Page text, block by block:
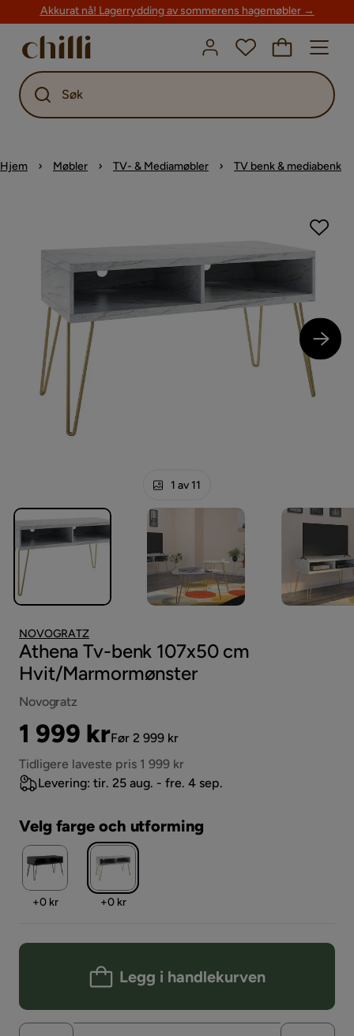
Akkurat nå! Lagerrydding av sommerens hagemøbler →
Søk
Hjem Møbler TV- & Mediamøbler TV benk & mediabenk
1 av 11
NOVOGRATZ
Athena Tv-benk 107x50 cm
Hvit/Marmormønster
Novogratz
Pris
1 999 kr
Original
Pris
Før 2 999 kr
Tidligere laveste pris 1 999 kr
Levering: tir. 25 aug. - fre. 4 sep.
Velg farge och utforming
Pris
+0 kr Pris
+0 kr
Legg i handlekurven